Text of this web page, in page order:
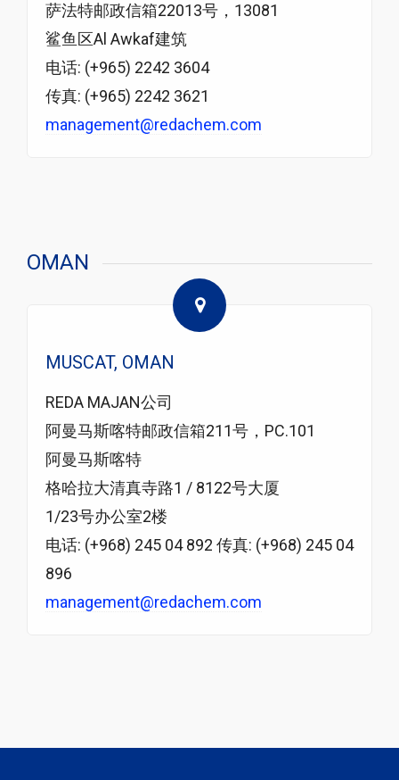
萨法特邮政信箱22013号，13081
鲨鱼区Al Awkaf建筑
电话: (+965) 2242 3604
传真: (+965) 2242 3621
management@redachem.com
OMAN
MUSCAT, OMAN
REDA MAJAN公司
阿曼马斯喀特邮政信箱211号，PC.101
阿曼马斯喀特
格哈拉大清真寺路1 / 8122号大厦
1/23号办公室2楼
电话: (+968) 245 04 892 传真: (+968) 245 04
896
management@redachem.com